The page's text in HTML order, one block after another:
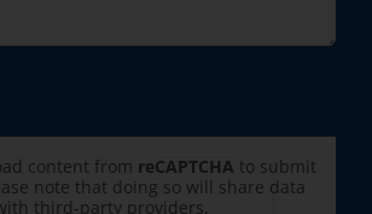
content from reCAPTCHA to submit
note that doing so will share data
third-party providers.